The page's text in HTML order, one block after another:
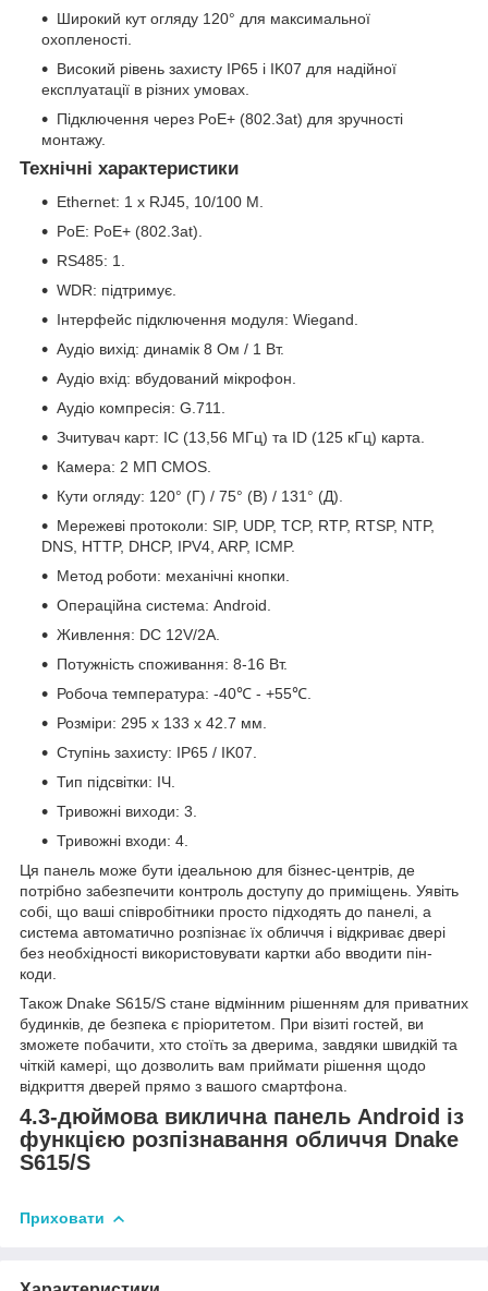
Широкий кут огляду 120° для максимальної
охопленості.
Високий рівень захисту IP65 і IK07 для надійної
експлуатації в різних умовах.
Підключення через PoE+ (802.3at) для зручності
монтажу.
Технічні характеристики
Ethernet: 1 x RJ45, 10/100 M.
PoE: PoE+ (802.3at).
RS485: 1.
WDR: підтримує.
Інтерфейс підключення модуля: Wiegand.
Аудіо вихід: динамік 8 Ом / 1 Вт.
Аудіо вхід: вбудований мікрофон.
Аудіо компресія: G.711.
Зчитувач карт: IC (13,56 МГц) та ID (125 кГц) карта.
Камера: 2 МП CMOS.
Кути огляду: 120° (Г) / 75° (В) / 131° (Д).
Мережеві протоколи: SIP, UDP, TCP, RTP, RTSP, NTP,
DNS, HTTP, DHCP, IPV4, ARP, ICMP.
Метод роботи: механічні кнопки.
Операційна система: Android.
Живлення: DC 12V/2A.
Потужність споживання: 8-16 Вт.
Робоча температура: -40℃ - +55℃.
Розміри: 295 x 133 x 42.7 мм.
Ступінь захисту: IP65 / IK07.
Тип підсвітки: ІЧ.
Тривожні виходи: 3.
Тривожні входи: 4.
Ця панель може бути ідеальною для бізнес-центрів, де
потрібно забезпечити контроль доступу до приміщень. Уявіть
собі, що ваші співробітники просто підходять до панелі, а
система автоматично розпізнає їх обличчя і відкриває двері
без необхідності використовувати картки або вводити пін-
коди.
Також Dnake S615/S стане відмінним рішенням для приватних
будинків, де безпека є пріоритетом. При візиті гостей, ви
зможете побачити, хто стоїть за дверима, завдяки швидкій та
чіткій камері, що дозволить вам приймати рішення щодо
відкриття дверей прямо з вашого смартфона.
4.3-дюймова виклична панель Android із
функцією розпізнавання обличчя Dnake
S615/S
Приховати